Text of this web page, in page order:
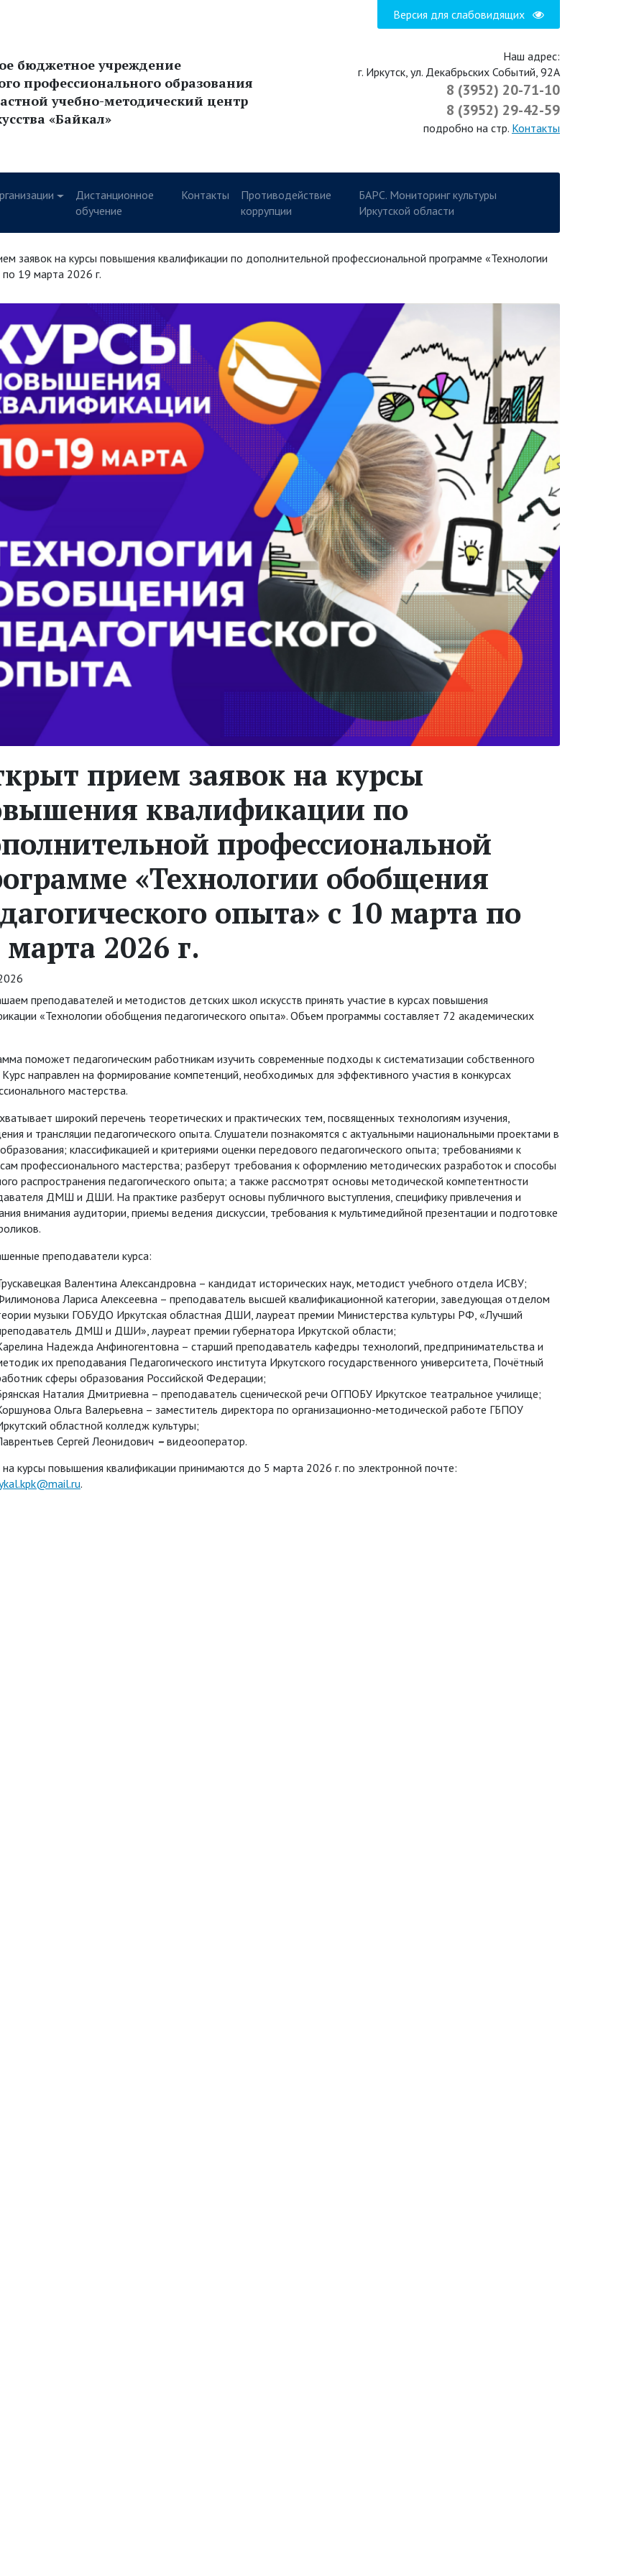
Версия для слабовидящих
бюджетное учреждение
профессионального образования
учебно-методический центр
«Байкал»
Наш адрес:
г. Иркутск, ул. Декабрьских Событий, 92А
8 (3952) 20-71-10
8 (3952) 29-42-59
подробно на стр. Контакты
Дистанционное
обучение
Контакты
Противодействие
коррупции
БАРС. Мониторинг культуры
Иркутской области
заявок на курсы повышения квалификации по дополнительной профессиональной программе «Технологии
19 марта 2026 г.
прием заявок на курсы
квалификации по
профессиональной
«Технологии обобщения
опыта» с 10 марта по
марта 2026 г.
преподавателей и методистов детских школ искусств принять участие в курсах повышения
«Технологии обобщения педагогического опыта». Объем программы составляет 72 академических
поможет педагогическим работникам изучить современные подходы к систематизации собственного
направлен на формирование компетенций, необходимых для эффективного участия в конкурсах
мастерства.
широкий перечень теоретических и практических тем, посвященных технологиям изучения,
и трансляции педагогического опыта. Слушатели познакомятся с актуальными национальными проектами в
классификацией и критериями оценки передового педагогического опыта; требованиями к
профессионального мастерства; разберут требования к оформлению методических разработок и способы
распространения педагогического опыта; а также рассмотрят основы методической компетентности
ДМШ и ДШИ. На практике разберут основы публичного выступления, специфику привлечения и
внимания аудитории, приемы ведения дискуссии, требования к мультимедийной презентации и подготовке
преподаватели курса:
Валентина Александровна – кандидат исторических наук, методист учебного отдела ИСВУ;
Лариса Алексеевна – преподаватель высшей квалификационной категории, заведующая отделом
музыки ГOБУДО Иркутская областная ДШИ, лауреат премии Министерства культуры РФ, «Лучший
ДМШ и ДШИ», лауреат премии губернатора Иркутской области;
Надежда Анфиногентовна – старший преподаватель кафедры технологий, предпринимательства и
их преподавания Педагогического института Иркутского государственного университета, Почётный
сферы образования Российской Федерации;
Наталия Дмитриевна – преподаватель сценической речи ОГПОБУ Иркутское театральное училище;
Ольга Валерьевна – заместитель директора по организационно-методической работе ГБПОУ
областной колледж культуры;
Сергей Леонидович – видеооператор.
на курсы повышения квалификации принимаются до 5 марта 2026 г. по электронной почте:
.